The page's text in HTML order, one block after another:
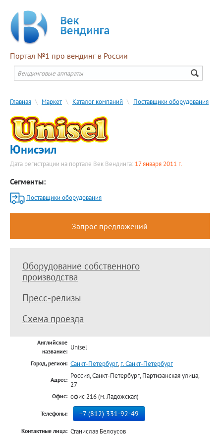
Портал №1 про вендинг в России
Главная \ Маркет \ Каталог компаний \ Поставщики оборудования
Юнисэил
Дата регистрации на портале Век Вендинга: 17 января 2011 г.
Сегменты:
Поставщики оборудования
Запрос предложений
Оборудование собственного
производства
Пресс-релизы
Схема проезда
Английское
название: Unisel
Город, регион: Санкт-Петербург, г. Санкт-Петербург
Адрес: Россия, Санкт-Петербург, Партизанская улица,
27
Офис: офис 216 (м. Ладожская)
Телефоны: +7 (812) 331-92-49
Контактные лица: Станислав Белоусов